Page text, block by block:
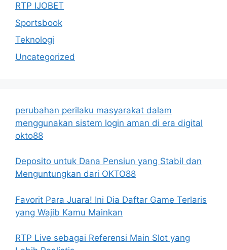
RTP IJOBET
Sportsbook
Teknologi
Uncategorized
perubahan perilaku masyarakat dalam
menggunakan sistem login aman di era digital
okto88
Deposito untuk Dana Pensiun yang Stabil dan
Menguntungkan dari OKTO88
Favorit Para Juara! Ini Dia Daftar Game Terlaris
yang Wajib Kamu Mainkan
RTP Live sebagai Referensi Main Slot yang